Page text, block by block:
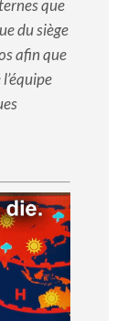
que
du siège
afin que